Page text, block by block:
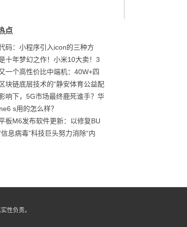
为下一个东阿阿胶？
点
码：小程序引入icon的三种方
十年梦幻之作！小米10大卖！3
一个高性价比中端机：40W+四
块链底层技术的“静安体育公益配
响下，5G市场最终鹿死谁手？华
s用的怎么样？
板M6发布软件更新：以修复BU
信息病毒”科技巨头努力消除“内
性负责。